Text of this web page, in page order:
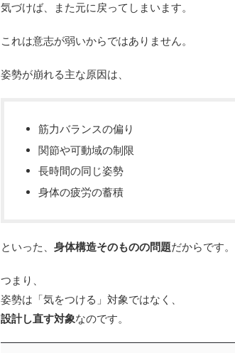
気づけば、また元に戻ってしまいます。
これは意志が弱いからではありません。
姿勢が崩れる主な原因は、
筋力バランスの偏り
関節や可動域の制限
長時間の同じ姿勢
身体の疲労の蓄積
といった、 身体構造そのものの問題だからです。
つまり、
姿勢は「気をつける」対象ではなく、
設計し直す対象なのです。